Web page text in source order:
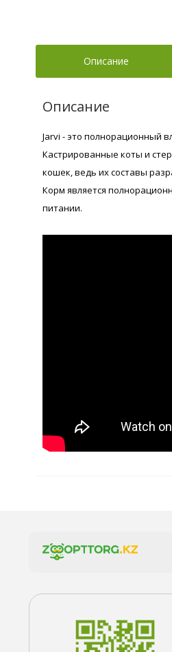
Описание
Описание
Jarvi - это полнорационный
Кастрированные коты и
кошек, ведь их составы
Корм является
питании.